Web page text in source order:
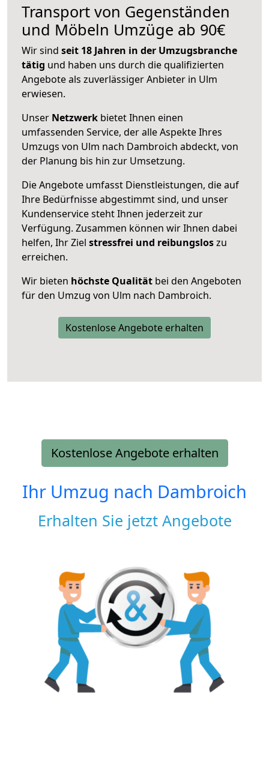
Transport von Gegenständen
und Möbeln Umzüge ab 90€
Wir sind seit 18 Jahren in der Umzugsbranche
tätig und haben uns durch die qualifizierten
Angebote als zuverlässiger Anbieter in Ulm
erwiesen.
Unser Netzwerk bietet Ihnen einen
umfassenden Service, der alle Aspekte Ihres
Umzugs von Ulm nach Dambroich abdeckt, von
der Planung bis hin zur Umsetzung.
Die Angebote umfasst Dienstleistungen, die auf
Ihre Bedürfnisse abgestimmt sind, und unser
Kundenservice steht Ihnen jederzeit zur
Verfügung. Zusammen können wir Ihnen dabei
helfen, Ihr Ziel stressfrei und reibungsloszu
erreichen.
Wir bieten höchste Qualität bei den Angeboten
für den Umzug von Ulm nach Dambroich.
Kostenlose Angebote erhalten
Kostenlose Angebote erhalten
Ihr Umzug nach Dambroich
Erhalten Sie jetzt Angebote